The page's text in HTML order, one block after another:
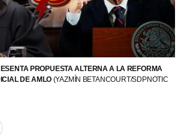
PROPUESTA ALTERNA A LA REFORMA
DE AMLO (YAZMÍN BETANCOURT/SDPNOTIC